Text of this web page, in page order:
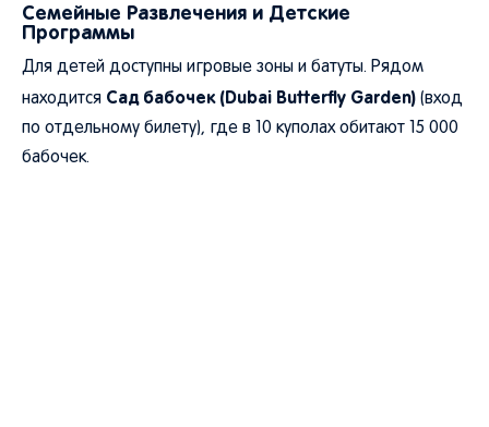
Семейные Развлечения и Детские
Программы
Для детей доступны игровые зоны и батуты. Рядом
находится Сад бабочек (Dubai Butterfly Garden) (вход
по отдельному билету), где в 10 куполах обитают 15 000
бабочек.